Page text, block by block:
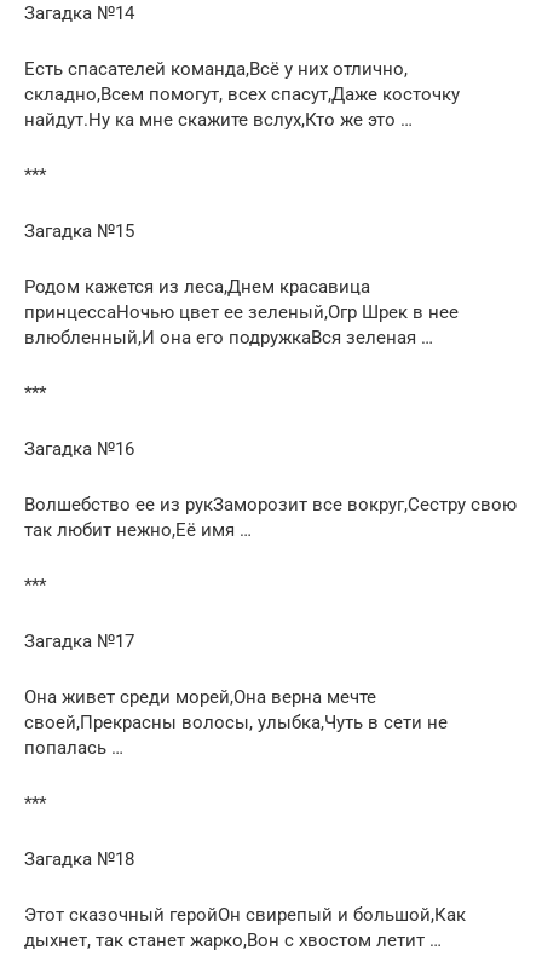
Загадка №14
Есть спасателей команда,Всё у них отлично,
складно,Всем помогут, всех спасут,Даже косточку
найдут.Ну ка мне скажите вслух,Кто же это …
***
Загадка №15
Родом кажется из леса,Днем красавица
принцессаНочью цвет ее зеленый,Огр Шрек в нее
влюбленный,И она его подружкаВся зеленая …
***
Загадка №16
Волшебство ее из рукЗаморозит все вокруг,Сестру свою
так любит нежно,Её имя …
***
Загадка №17
Она живет среди морей,Она верна мечте
своей,Прекрасны волосы, улыбка,Чуть в сети не
попалась …
***
Загадка №18
Этот сказочный геройОн свирепый и большой,Как
дыхнет, так станет жарко,Вон с хвостом летит …